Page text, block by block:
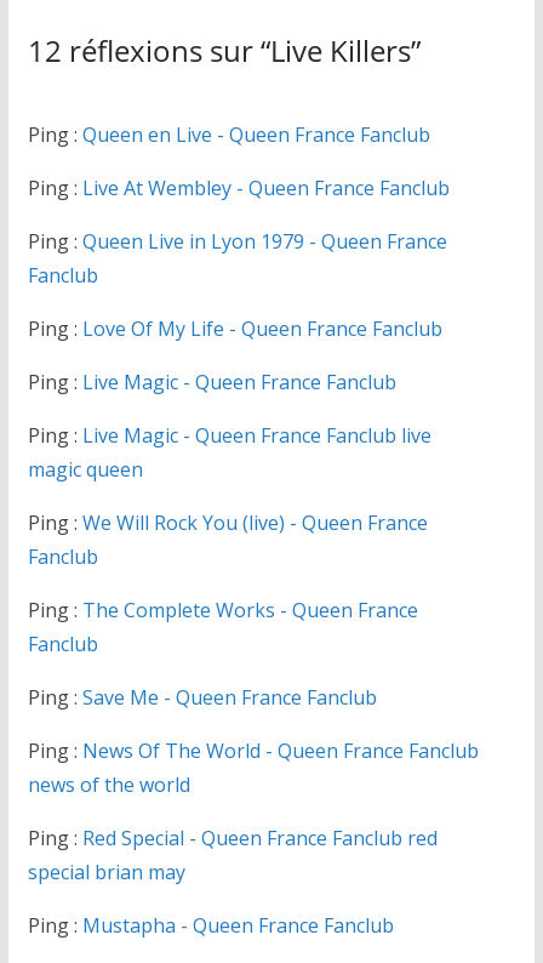
12 réflexions sur “Live Killers”
Ping : Queen en Live - Queen France Fanclub
Ping : Live At Wembley - Queen France Fanclub
Ping : Queen Live in Lyon 1979 - Queen France
Fanclub
Ping : Love Of My Life - Queen France Fanclub
Ping : Live Magic - Queen France Fanclub
Ping : Live Magic - Queen France Fanclub live
magic queen
Ping : We Will Rock You (live) - Queen France
Fanclub
Ping : The Complete Works - Queen France
Fanclub
Ping : Save Me - Queen France Fanclub
Ping : News Of The World - Queen France Fanclub
news of the world
Ping : Red Special - Queen France Fanclub red
special brian may
Ping : Mustapha - Queen France Fanclub